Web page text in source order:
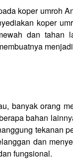
koper umroh
koper
dan tahan
banyak orang
bahan
tekanan
dan
fungsional.